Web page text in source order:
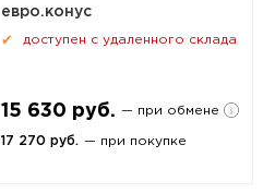
евро.конус
✔ доступен с удаленного склада
15 630 руб. — при обмене
17 270 руб. — при покупке